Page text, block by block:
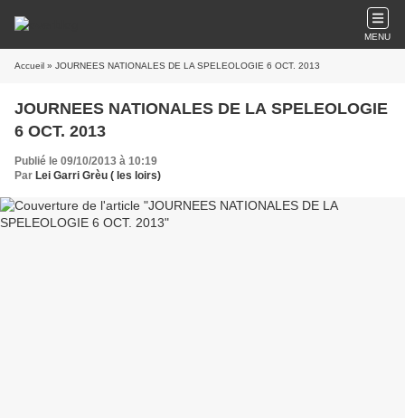
MENU
Accueil » JOURNEES NATIONALES DE LA SPELEOLOGIE 6 OCT. 2013
JOURNEES NATIONALES DE LA SPELEOLOGIE
6 OCT. 2013
Publié le 09/10/2013 à 10:19
Par Lei Garri Grèu ( les loirs)